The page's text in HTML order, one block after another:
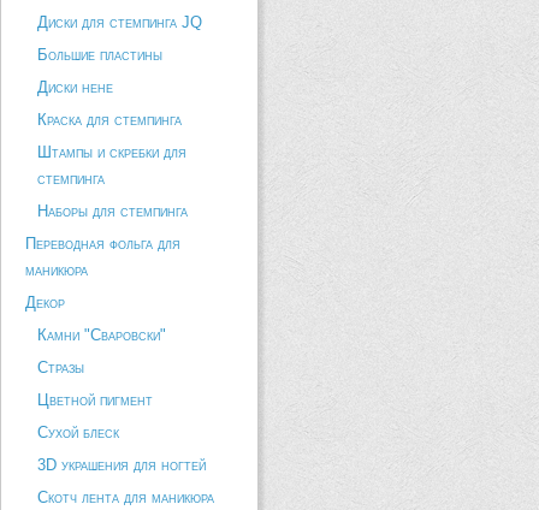
Диски для стемпинга JQ
Большие пластины
Диски hehe
Краска для стемпинга
Штампы и скребки для
стемпинга
Наборы для стемпинга
Переводная фольга для
маникюра
Декор
Камни "Сваровски"
Стразы
Цветной пигмент
Сухой блеск
3D украшения для ногтей
Скотч лента для маникюра